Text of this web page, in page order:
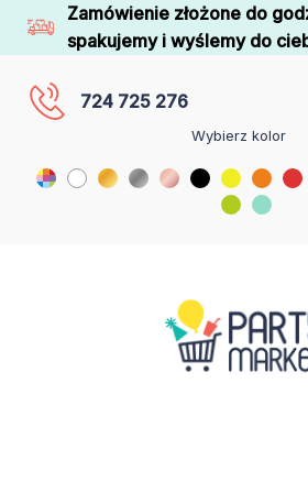
Zamówienie złożone do
spakujemy i wyślemy do
724 725 276
Wybierz kolor